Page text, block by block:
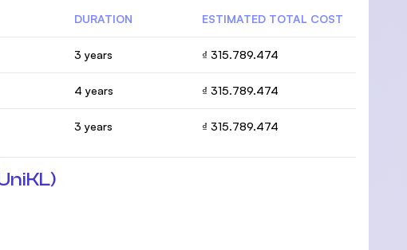
DURATION ESTIMATED TOTAL COST
3 years ₫ 315.789.474
4 years ₫ 315.789.474
3 years ₫ 315.789.474